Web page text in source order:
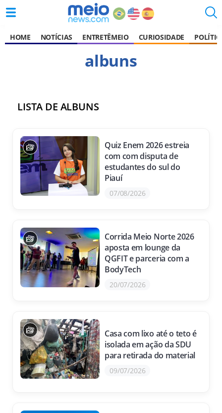
HOME NOTÍCIAS ENTRETÊMEIO CURIOSIDADE
albuns
LISTA DE ALBUNS
Quiz Enem 2026 estreia
com com disputa de
estudantes do sul do
Piauí
07/08/2026
Corrida Meio Norte 2026
aposta em lounge da
QGFIT e parceria com a
BodyTech
20/07/2026
Casa com lixo até o teto é
isolada em ação da SDU
para retirada do material
09/07/2026